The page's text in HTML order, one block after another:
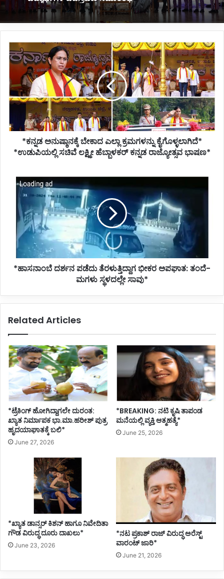
*ಶಿವಶಂಕರ ಜೊಲ್ಲೆ ಇಂಗ್ಲಿಷ್ ಮೀಡಿಯಮ್ ಪಬ್ಲಿಕ್ ಶಾಲೆಯ
ವಿದ್ಯಾರ್ಥಿಗಳ ಪದಗ್ರಹಣ ಸಮಾರಂಭ*
*ಕನ್ನಡ
ಅನುಷ್ಠಾನಕ್ಕೆ
ಬೇಕಾದ
ಎಲ್ಲಾ
ಕ್ರಮಗಳನ್ನು
ಕೈಗೊಳ್ಳಲಾಗಿದೆ*
*ಉಡುಪಿಯಲ್ಲಿ
ಲಕ್ಷ್ಮೀ
ಹೆಬ್ಬಾಳಕರ್
ಕನ್ನಡ
*ಕನ್ನಡ ಅನುಷ್ಠಾನಕ್ಕೆ ಬೇಕಾದ ಎಲ್ಲಾ ಕ್ರಮಗಳನ್ನು ಕೈಗೊಳ್ಳಲಾಗಿದೆ*
*ಉಡುಪಿಯಲ್ಲಿ ಸಚಿವೆ ಲಕ್ಷ್ಮೀ ಹೆಬ್ಬಾಳಕರ್ ಕನ್ನಡ ರಾಜ್ಯೋತ್ಸವ ಭಾಷಣ*
ದರ್ಶನ
ಪಡೆದು
ತೆರಳುತ್ತಿದ್ದಾಗ
ಭೀಕರ
ಅಪಘಾತ:
ತಂದೆ-
ಮಗಳು
ಸ್ಥಳದಲ್ಲೇ
ಸಾವು*
*ಹಾಸನಾಂಬೆ ದರ್ಶನ ಪಡೆದು ತೆರಳುತ್ತಿದ್ದಾಗ ಭೀಕರ ಅಪಘಾತ: ತಂದೆ-
ಮಗಳು ಸ್ಥಳದಲ್ಲೇ ಸಾವು*
Related Articles
*ಟ್ರೆಕಿಂಗ್ ಹೋಗಿದ್ದಾಗಲೇ ದುರಂತ:
ಖ್ಯಾತ ನಿರ್ಮಾಪಕ ಭಾ.ಮಾ.ಹರೀಶ್ ಪುತ್ರ
ಹೃದಯಾಘಾತಕ್ಕೆ ಬಲಿ*
June 27, 2026
*BREAKING: ನಟಿ ಕೃಷಿ ತಾಪಂಡ
ಮನೆಯಲ್ಲಿ ವ್ಯಕ್ತಿ ಆತ್ಮಹತ್ಯೆ*
June 25, 2026
*ಖ್ಯಾತ ಡಾನ್ಸರ್ ಕಿಶನ್ ಹಾಗೂ ನಿವೇದಿತಾ
ಗೌಡ ವಿರುದ್ಧ ದೂರು ದಾಖಲು*
June 23, 2026
*ನಟ ಪ್ರಕಾಶ್ ರಾಜ್ ವಿರುದ್ಧ ಅರೆಸ್ಟ್
ವಾರಂಟ್ ಜಾರಿ*
June 21, 2026